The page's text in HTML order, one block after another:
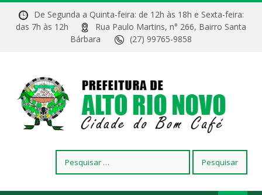
De Segunda a Quinta-feira: de 12h às 18h e Sexta-feira:
das 7h às 12h
Rua Paulo Martins, n° 266, Bairro Santa
Bárbara
(27) 99765-9858
por: